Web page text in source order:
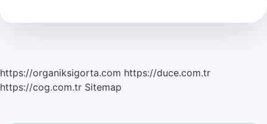
Kazanır
https://organiksigorta.com https://duce.com.tr
https://cog.com.tr Sitemap